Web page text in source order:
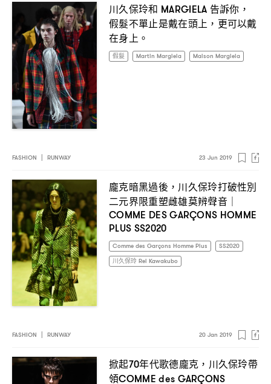
川久保玲和 MARGIELA 告訴你 ，
假髮不單止是戴在頭上 ， 更可以戴
在身上。
假髮 Martin Margiela Maison Margiela
FASHION | RUNWAY 23 Jun 2019
龐克暗黑過後 ， 川久保玲打破性別
二元界限重塑雌雄莫辨聲音 ｜
COMME DES GARÇONS HOMME
PLUS SS2020
Comme des Garçons Homme Plus
SS2020
川久保玲 Rei Kawakubo
FASHION RUNWAY 20 Jan 2019
掀起70年代歌德龐克 ， 川久保玲帶
領COMME des GARÇONS